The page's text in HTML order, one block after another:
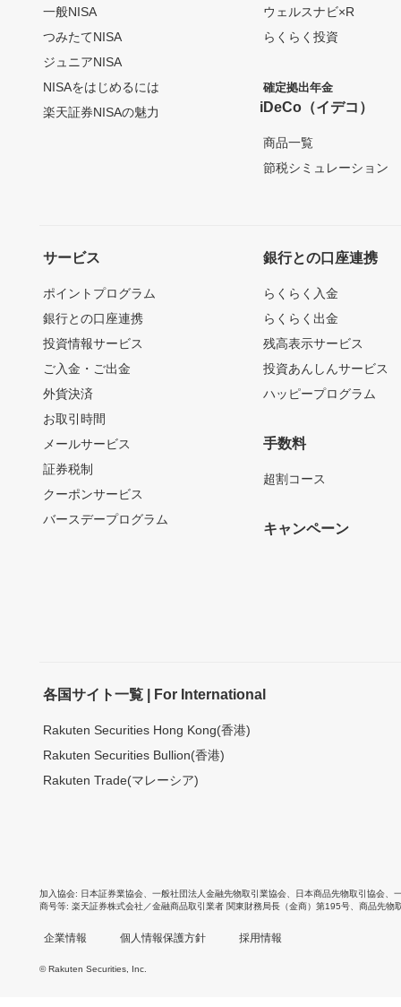
一般NISA
つみたてNISA
ジュニアNISA
NISAをはじめるには
楽天証券NISAの魅力
ウェルスナビ×R
らくらく投資
確定拠出年金
iDeCo（イデコ）
商品一覧
節税シミュレーション
サービス
ポイントプログラム
銀行との口座連携
投資情報サービス
ご入金・ご出金
外貨決済
お取引時間
メールサービス
証券税制
クーポンサービス
バースデープログラム
銀行との口座連携
らくらく入金
らくらく出金
残高表示サービス
投資あんしんサービス
ハッピープログラム
手数料
超割コース
キャンペーン
各国サイト一覧 | For International
Rakuten Securities Hong Kong(香港)
Rakuten Securities Bullion(香港)
Rakuten Trade(マレーシア)
加入協会 日本証券業協会 一般社団法人金融先物取引業協会 日本商品先物取引協会
商号等 楽天証券株式会社／金融商品取引業者 関東財務局長（金商）第195号、商品先物
企業情報 個人情報保護方針 採用情報
© Rakuten Securities, Inc.